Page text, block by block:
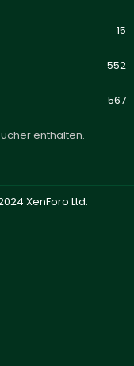
15
552
567
enthalten.
XenForo Ltd.